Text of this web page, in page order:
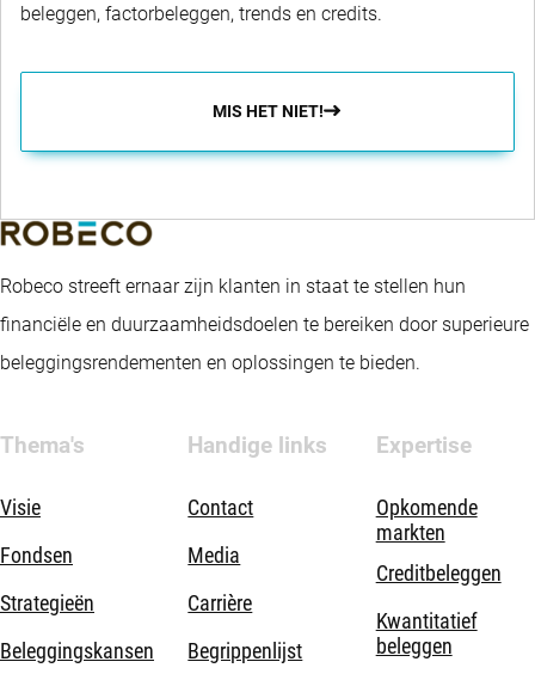
beleggen, factorbeleggen, trends en credits.
MIS HET NIET!
Robeco streeft ernaar zijn klanten in staat te stellen hun
financiële en duurzaamheidsdoelen te bereiken door superieure
beleggingsrendementen en oplossingen te bieden.
Thema's
Visie
Fondsen
Strategieën
Beleggingskansen
Handige links
Contact
Media
Carrière
Begrippenlijst
Expertise
Opkomende
markten
Creditbeleggen
Kwantitatief
beleggen